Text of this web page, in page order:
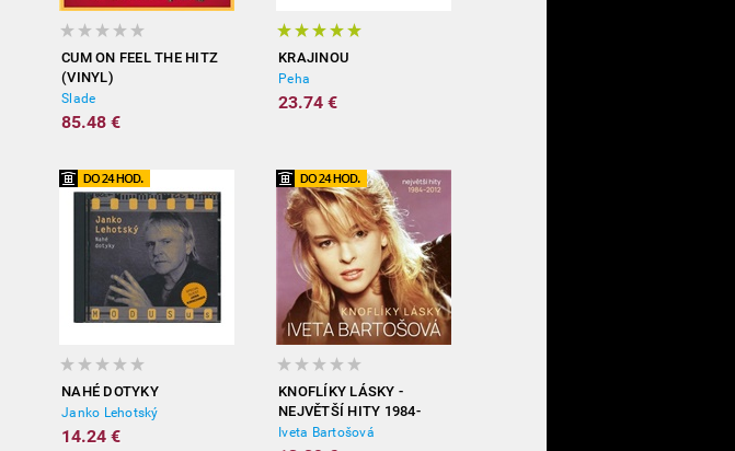
CUM ON FEEL THE HITZ
(VINYL)
Slade
85.48 €
KRAJINOU
Peha
23.74 €
NAHÉ DOTYKY
Janko Lehotský
14.24 €
KNOFLÍKY LÁSKY -
NEJVĚTŠÍ HITY 1984-
2012
Iveta Bartošová